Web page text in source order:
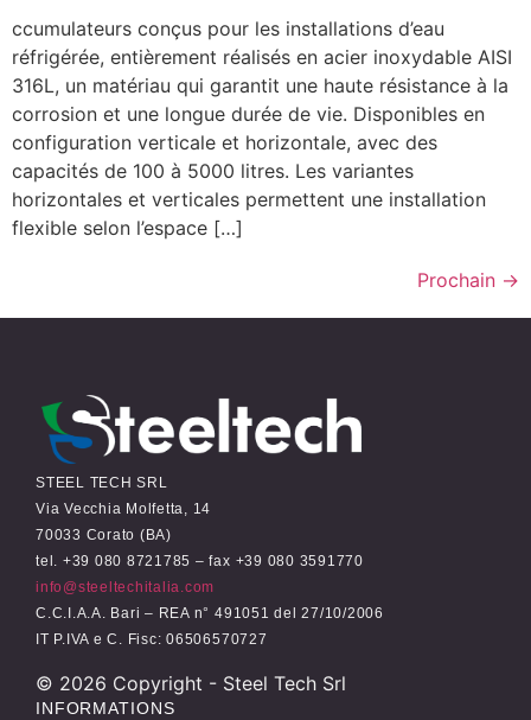
ccumulateurs conçus pour les installations d’eau
réfrigérée, entièrement réalisés en acier inoxydable AISI
316L, un matériau qui garantit une haute résistance à la
corrosion et une longue durée de vie. Disponibles en
configuration verticale et horizontale, avec des
capacités de 100 à 5000 litres. Les variantes
horizontales et verticales permettent une installation
flexible selon l’espace […]
Prochain →
STEEL TECH SRL
Via Vecchia Molfetta, 14
70033 Corato (BA)
tel. +39 080 8721785 – fax +39 080 3591770
info@steeltechitalia.com
C.C.I.A.A. Bari – REA n° 491051 del 27/10/2006
IT P.IVA e C. Fisc: 06506570727
© 2026 Copyright - Steel Tech Srl
INFORMATIONS